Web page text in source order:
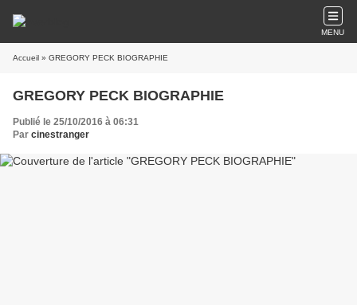
MENU
Accueil » GREGORY PECK BIOGRAPHIE
GREGORY PECK BIOGRAPHIE
Publié le 25/10/2016 à 06:31
Par cinestranger